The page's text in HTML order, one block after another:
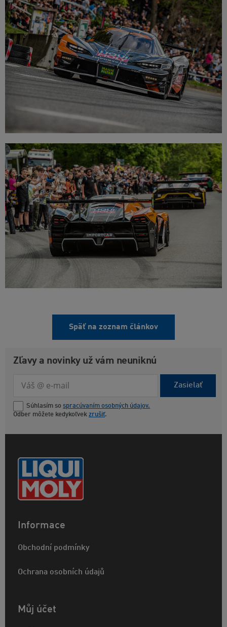
Späť na zoznam článkov
Zľavy a novinky už vám neuniknú
Zasielať
Súhlasím so spracúvaním osobných údajov.
Odber môžete kedykoľvek zrušiť.
Informace
Obchodní podmínky
Ochrana osobních údajů
Můj účet